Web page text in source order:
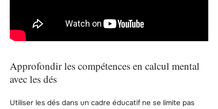
Approfondir les compétences en calcul mental
avec les dés
Utiliser les dés dans un cadre éducatif ne se limite pas